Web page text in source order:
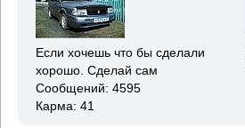
Если хочешь что бы сделали
хорошо. Сделай сам
Сообщений: 4595
Карма: 41